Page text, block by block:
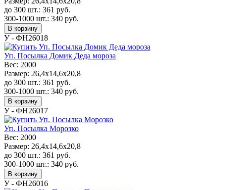
до 300 шт.: 361 руб.
300-1000 шт.: 340 руб.
В корзину
У - ФН26018
Уп. Посылка Домик Деда мороза
Вес: 2000
Размер: 26,4x14,6x20,8
до 300 шт.: 361 руб.
300-1000 шт.: 340 руб.
В корзину
У - ФН26017
Уп. Посылка Морозко
Вес: 2000
Размер: 26,4x14,6x20,8
до 300 шт.: 361 руб.
300-1000 шт.: 340 руб.
В корзину
У - ФН26016